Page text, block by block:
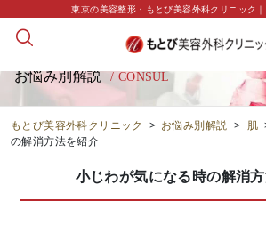
東京の美容整形・もとび美容外科クリニック
お悩み別解説 / CONSUL
もとび美容外科クリニック > お悩み別解説 > 肌
の解消方法を紹介
小じわが気になる時の解消